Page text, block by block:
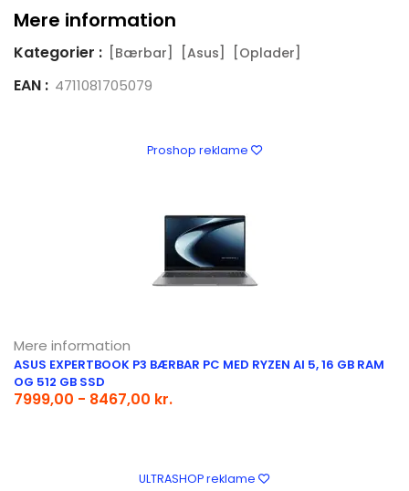
Mere information
Kategorier : [Bærbar] [Asus] [Oplader]
EAN : 4711081705079
Proshop reklame
Mere information
ASUS EXPERTBOOK P3 BÆRBAR PC MED RYZEN AI 5, 16 GB RAM
OG 512 GB SSD
7999,00 - 8467,00 kr.
ULTRASHOP reklame